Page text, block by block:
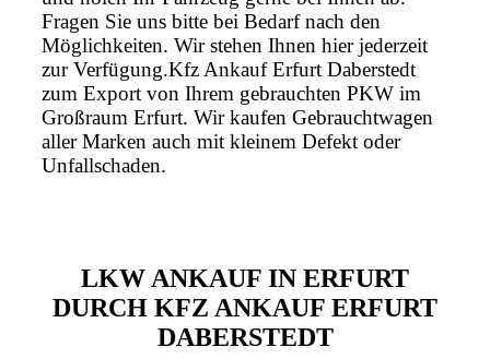
Fragen Sie uns bitte bei Bedarf nach den
Möglichkeiten. Wir stehen Ihnen hier jederzeit
zur Verfügung.Kfz Ankauf Erfurt Daberstedt
zum Export von Ihrem gebrauchten PKW im
Großraum Erfurt. Wir kaufen Gebrauchtwagen
aller Marken auch mit kleinem Defekt oder
Unfallschaden.
LKW ANKAUF IN ERFURT
DURCH KFZ ANKAUF ERFURT
DABERSTEDT